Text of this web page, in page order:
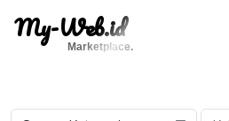
My-Web.id
Marketplace.